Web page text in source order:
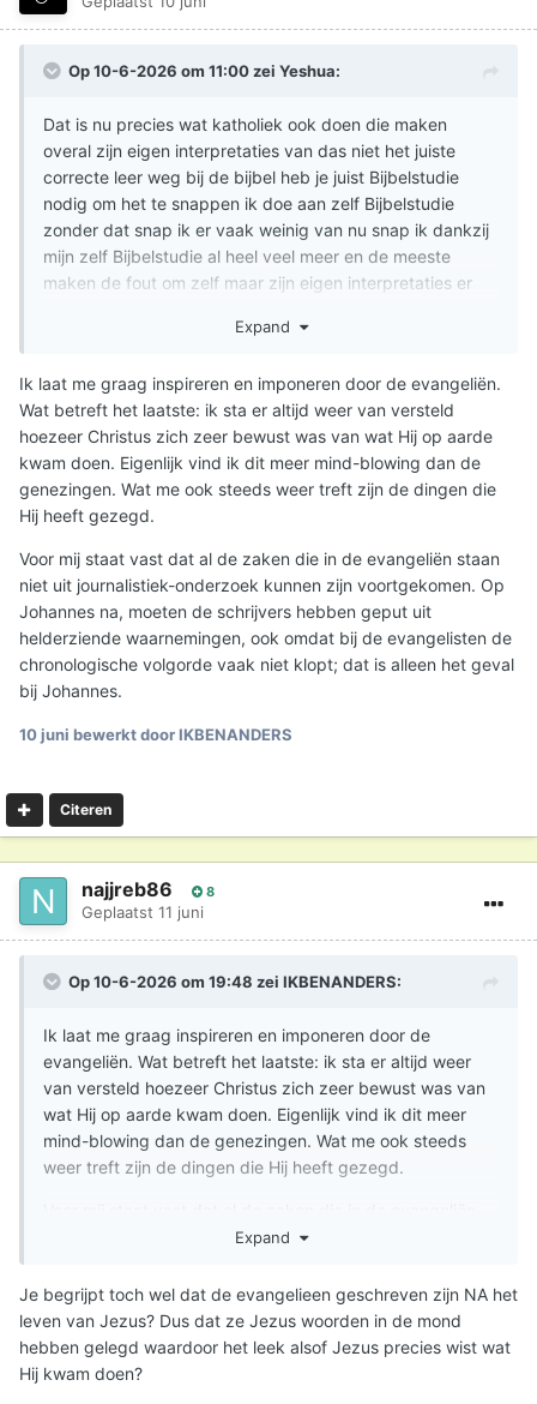
Op 10-6-2026 om 11:00 zei Yeshua:
Dat is nu precies wat katholiek ook doen die maken
overal zijn eigen interpretaties van das niet het juiste
correcte leer weg bij de bijbel heb je juist Bijbelstudie
nodig om het te snappen ik doe aan zelf Bijbelstudie
zonder dat snap ik er vaak weinig van nu snap ik dankzij
mijn zelf Bijbelstudie al heel veel meer en de meeste
maken de fout om zelf maar zijn eigen interpretaties er
gaan de meeste mensen de fout in
Expand
Ik laat me graag inspireren en imponeren door de evangeliën.
Wat betreft het laatste: ik sta er altijd weer van versteld
hoezeer Christus zich zeer bewust was van wat Hij op aarde
kwam doen. Eigenlijk vind ik dit meer mind-blowing dan de
genezingen. Wat me ook steeds weer treft zijn de dingen die
Hij heeft gezegd.
Voor mij staat vast dat al de zaken die in de evangeliën staan
niet uit journalistiek-onderzoek kunnen zijn voortgekomen. Op
Johannes na, moeten de schrijvers hebben geput uit
helderziende waarnemingen, ook omdat bij de evangelisten de
chronologische volgorde vaak niet klopt; dat is alleen het geval
bij Johannes.
10 juni bewerkt door IKBENANDERS
Citeren
najjreb86 8
Geplaatst 11 juni
Op 10-6-2026 om 19:48 zei IKBENANDERS:
Ik laat me graag inspireren en imponeren door de
evangeliën. Wat betreft het laatste: ik sta er altijd weer
van versteld hoezeer Christus zich zeer bewust was van
wat Hij op aarde kwam doen. Eigenlijk vind ik dit meer
mind-blowing dan de genezingen. Wat me ook steeds
weer treft zijn de dingen die Hij heeft gezegd.
staan niet uit journalistiek-onderzoek kunnen zijn
hebben geput uit helderziende waarnemingen, ook omdat
bij de evangelisten de chronologische volgorde vaak niet
klopt; dat is alleen het geval bij Johannes.
Expand
Je begrijpt toch wel dat de evangelieen geschreven zijn NA het
leven van Jezus? Dus dat ze Jezus woorden in de mond
hebben gelegd waardoor het leek alsof Jezus precies wist wat
Hij kwam doen?